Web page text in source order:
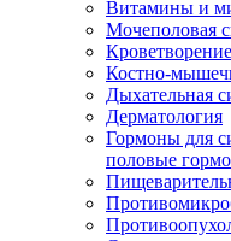
Витамины и
Мочеполовая
Костно-
Дыхательная
Дерматология
Гормоны для
половые